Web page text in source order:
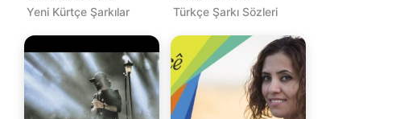
Yeni Kürtçe Şarkılar
Türkçe Şarkı Sözleri